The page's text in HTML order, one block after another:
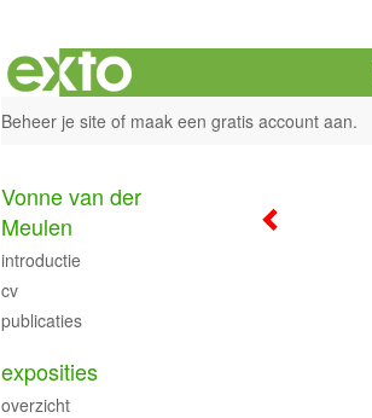
Beheer je site of maak een gratis account aan.
Vonne van der
Meulen
introductie
cv
publicaties
exposities
overzicht